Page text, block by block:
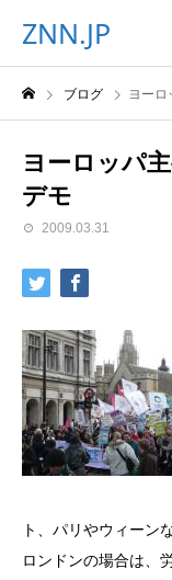
ZNN.JP
ブログ ヨー
ヨーロッパ
デモ
2009.03.31
ト、パリやウィーン
ロンドンの場合は、